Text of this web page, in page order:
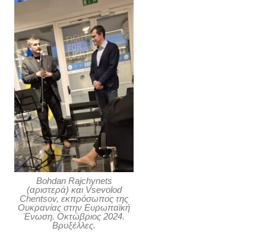
Bohdan Rajchynets
(αριστερά) και Vsevolod
Chentsov, εκπρόσωπος της
Ουκρανίας στην Ευρωπαϊκή
Ένωση. Οκτώβριος 2024.
Βρυξέλλες.